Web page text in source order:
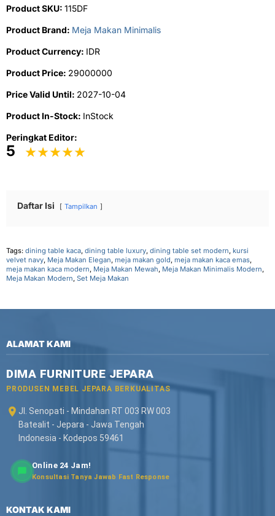
Product SKU: 115DF
Product Brand: Meja Makan Minimalis
Product Currency: IDR
Product Price: 29000000
Price Valid Until: 2027-10-04
Product In-Stock: InStock
Peringkat Editor:
5
Daftar Isi Tampilkan
Tags: dining table kaca, dining table luxury, dining table set modern, kursi
velvet navy, Meja Makan Elegan, meja makan gold, meja makan kaca emas,
meja makan kaca modern, Meja Makan Mewah, Meja Makan Minimalis Modern,
Meja Makan Modern, Set Meja Makan
ALAMAT KAMI
DIMA FURNITURE JEPARA
PRODUSEN MEBEL JEPARA BERKUALITAS
Jl. Senopati - Mindahan RT 003 RW 003
Batealit - Jepara - Jawa Tengah
Indonesia - Kodepos 59461
Online 24 Jam!
Konsultasi Tanya Jawab Fast Response
KONTAK KAMI